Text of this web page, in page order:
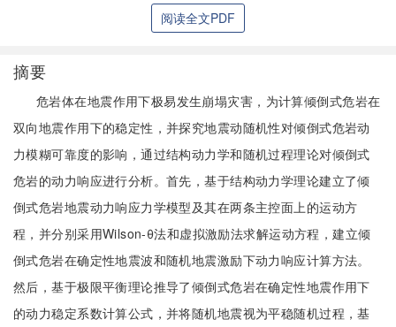
阅读全文PDF
摘要
危岩体在地震作用下极易发生崩塌灾害，为计算倾倒式危岩在
双向地震作用下的稳定性，并探究地震动随机性对倾倒式危岩动
力模糊可靠度的影响，通过结构动力学和随机过程理论对倾倒式
危岩的动力响应进行分析。首先，基于结构动力学理论建立了倾
倒式危岩地震动力响应力学模型及其在两条主控面上的运动方
程，并分别采用Wilson-θ法和虚拟激励法求解运动方程，建立倾
倒式危岩在确定性地震波和随机地震激励下动力响应计算方法。
然后，基于极限平衡理论推导了倾倒式危岩在确定性地震作用下
的动力稳定系数计算公式，并将随机地震视为平稳随机过程，基